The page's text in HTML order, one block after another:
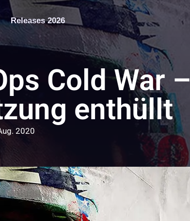
Releases 2026
Cold War –
enthüllt
2020